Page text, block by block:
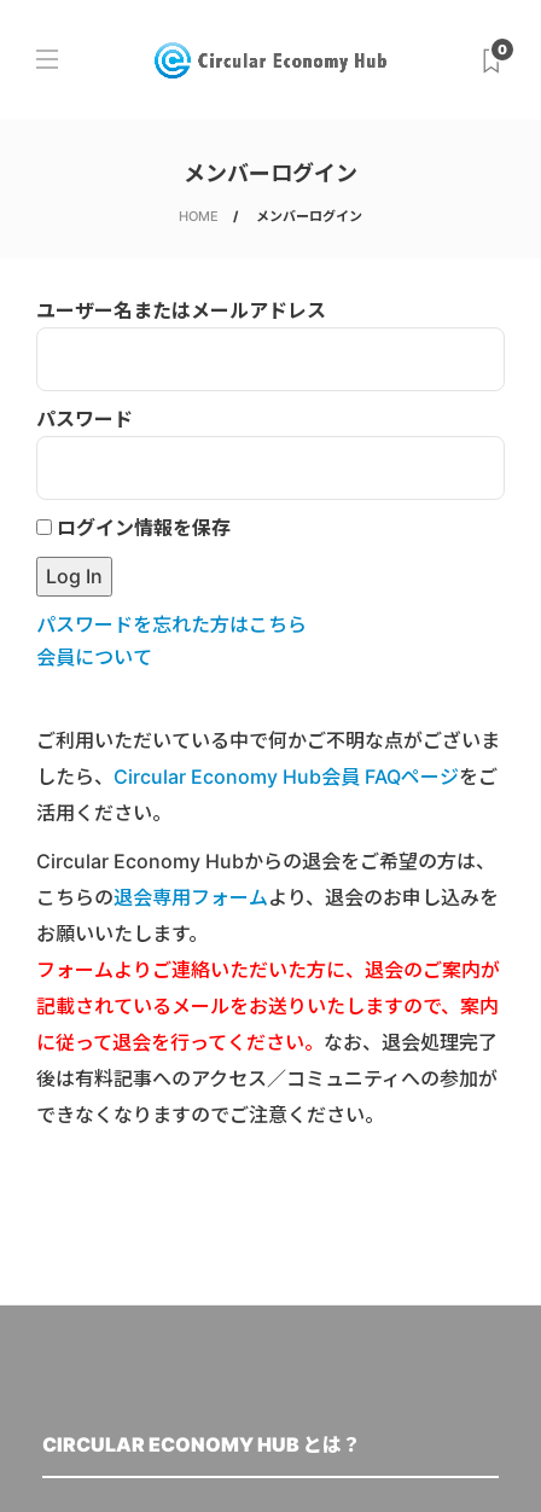
0
メンバーログイン
HOME メンバーログイン
ユーザー名またはメールアドレス
パスワード
ログイン情報を保存
パスワードを忘れた方はこちら
会員について
ご利用いただいている中で何かご不明な点がございま
したら、 Circular Economy Hub会員 FAQページをご
活用ください。
Circular Economy Hubからの退会をご希望の方は、
こちらの退会専用フォームより、退会のお申し込みを
お願いいたします。
フォームよりご連絡いただいた方に、退会のご案内が
記載されているメールをお送りいたしますので、案内
に従って退会を行ってください。 なお、退会処理完了
後は有料記事へのアクセス／コミュニティへの参加が
できなくなりますのでご注意ください。
CIRCULAR ECONOMY HUB とは？